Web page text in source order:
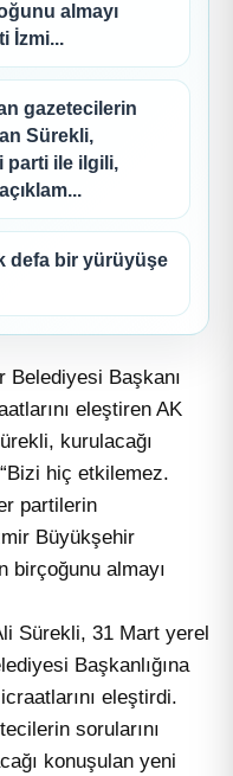
almayı
İzmi...
gazetecilerin
Sürekli,
parti ile ilgili,
defa bir yürüyüşe
Başkanı
eleştiren AK
kurulacağı
hiç etkilemez.
partilerin
Büyükşehir
birçoğunu almayı
Sürekli, 31 Mart yerel
Başkanlığına
eleştirdi.
sorularını
konuşulan yeni